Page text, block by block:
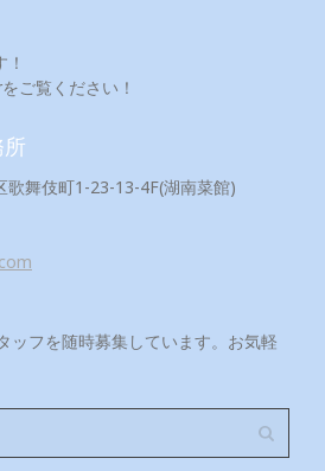
ご覧ください！
歌舞伎町1-23-13-4F(湖南菜館)
ッフを随時募集しています。お気軽